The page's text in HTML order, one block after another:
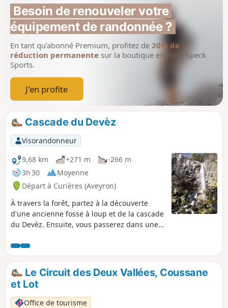
Besoin de renouveler votre
équipement de randonnée ?
En tant qu’abonné Premium, profitez de 20% de
réduction permanente sur la boutique en ligne Speck
Sports.
J'en profite
Cascade du Devèz
Visorandonneur
9,68 km
+271 m
-266 m
3h 30
Moyenne
Départ à Curières (Aveyron)
À travers la forêt, partez à la découverte
d'une ancienne fosse à loup et de la cascade
du Devèz. Ensuite, vous passerez dans une
Le Circuit des Deux Vallées, Coussane
et Lot
Office de tourisme